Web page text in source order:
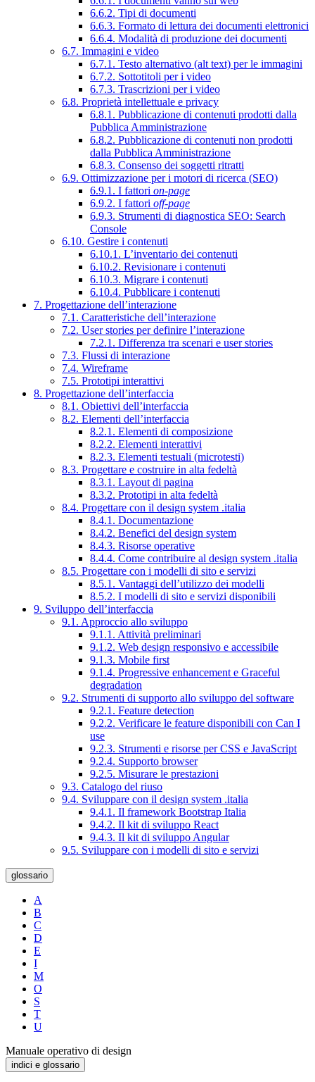
6.6.2. Tipi di documenti
6.6.3. Formato di lettura dei documenti elettronici
6.6.4. Modalità di produzione dei documenti
6.7. Immagini e video
6.7.1. Testo alternativo (alt text) per le immagini
6.7.2. Sottotitoli per i video
6.7.3. Trascrizioni per i video
6.8. Proprietà intellettuale e privacy
6.8.1. Pubblicazione di contenuti prodotti dalla
Pubblica Amministrazione
6.8.2. Pubblicazione di contenuti non prodotti
dalla Pubblica Amministrazione
6.8.3. Consenso dei soggetti ritratti
6.9. Ottimizzazione per i motori di ricerca (SEO)
6.9.1. I fattori on-page
6.9.2. I fattori off-page
6.9.3. Strumenti di diagnostica SEO: Search
Console
6.10. Gestire i contenuti
6.10.1. L’inventario dei contenuti
6.10.2. Revisionare i contenuti
6.10.3. Migrare i contenuti
6.10.4. Pubblicare i contenuti
7. Progettazione dell’interazione
7.1. Caratteristiche dell’interazione
7.2. User stories per definire l’interazione
7.2.1. Differenza tra scenari e user stories
7.3. Flussi di interazione
7.4. Wireframe
7.5. Prototipi interattivi
8. Progettazione dell’interfaccia
8.1. Obiettivi dell’interfaccia
8.2. Elementi dell’interfaccia
8.2.1. Elementi di composizione
8.2.2. Elementi interattivi
8.2.3. Elementi testuali (microtesti)
8.3. Progettare e costruire in alta fedeltà
8.3.1. Layout di pagina
8.3.2. Prototipi in alta fedeltà
8.4. Progettare con il design system .italia
8.4.1. Documentazione
8.4.2. Benefici del design system
8.4.3. Risorse operative
8.4.4. Come contribuire al design system .italia
8.5. Progettare con i modelli di sito e servizi
8.5.1. Vantaggi dell’utilizzo dei modelli
8.5.2. I modelli di sito e servizi disponibili
9. Sviluppo dell’interfaccia
9.1. Approccio allo sviluppo
9.1.1. Attività preliminari
9.1.2. Web design responsivo e accessibile
9.1.3. Mobile first
9.1.4. Progressive enhancement e Graceful
degradation
9.2. Strumenti di supporto allo sviluppo del software
9.2.1. Feature detection
9.2.2. Verificare le feature disponibili con Can I
use
9.2.3. Strumenti e risorse per CSS e JavaScript
9.2.4. Supporto browser
9.2.5. Misurare le prestazioni
9.3. Catalogo del riuso
9.4. Sviluppare con il design system .italia
9.4.1. Il framework Bootstrap Italia
9.4.2. Il kit di sviluppo React
9.4.3. Il kit di sviluppo Angular
9.5. Sviluppare con i modelli di sito e servizi
glossario
A
B
C
D
E
I
M
O
S
T
U
Manuale operativo di design
indici e glossario